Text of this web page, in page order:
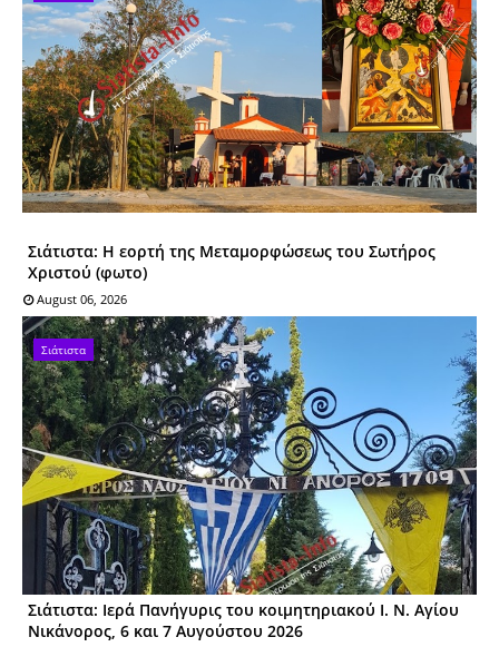
Σιάτιστα: Η εορτή της Μεταμορφώσεως του Σωτήρος
Χριστού (φωτο)
August 06, 2026
Σιάτιστα
Σιάτιστα: Ιερά Πανήγυρις του κοιμητηριακού Ι. Ν. Αγίου
Νικάνορος, 6 και 7 Αυγούστου 2026